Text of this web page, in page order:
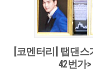
[코멘터리] 탭댄스
42번가